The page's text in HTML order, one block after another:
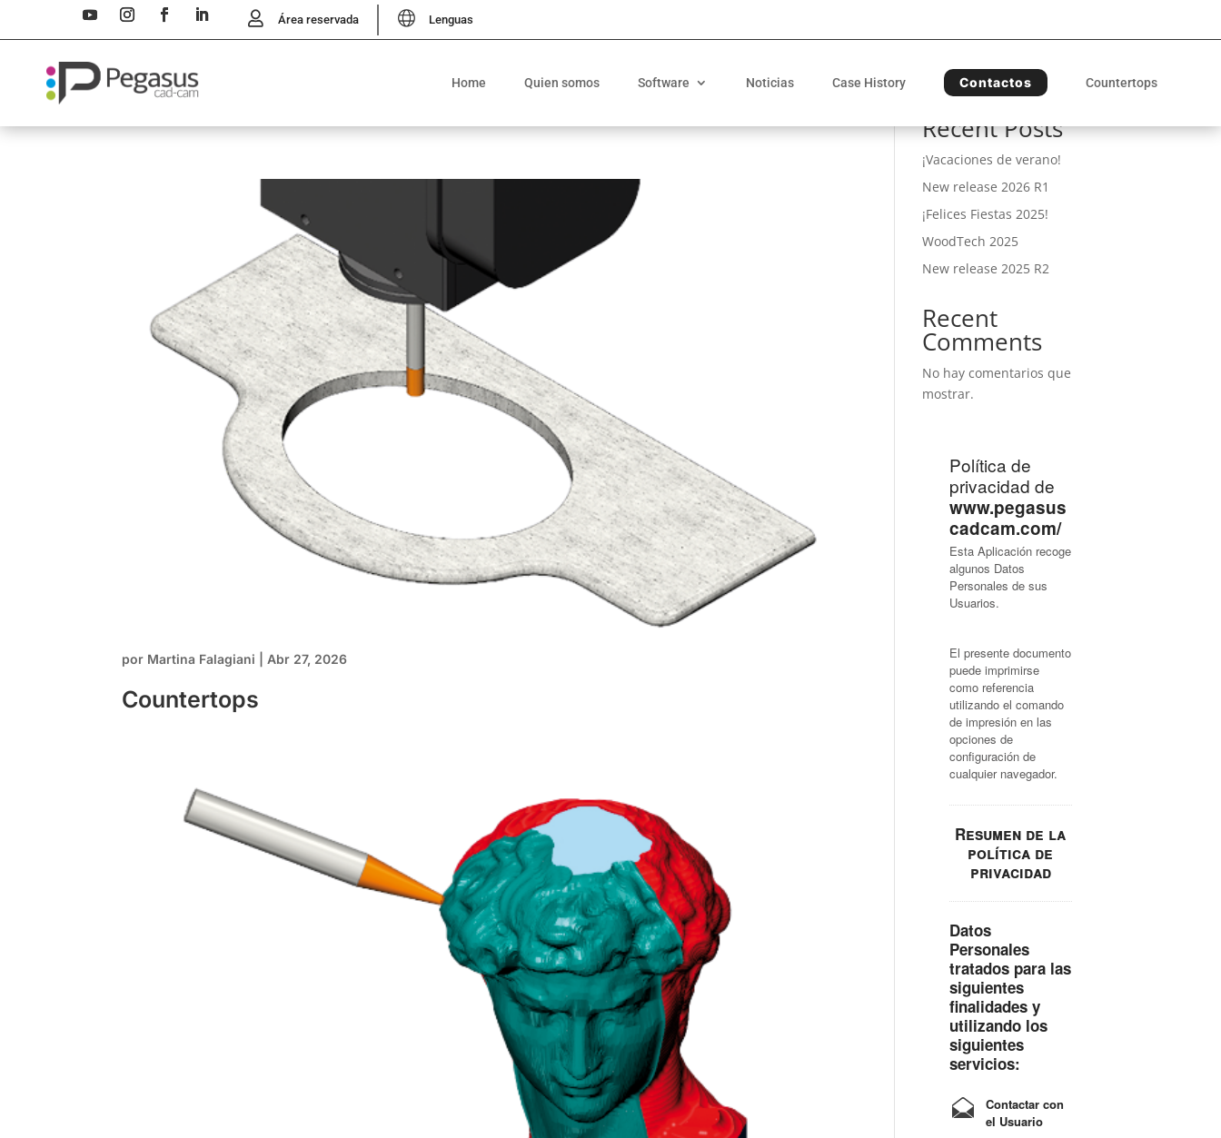
Área reservada Lenguas
Home Quien somos Software Noticias Case History Contactos Countertops
Rotary
Countertops
por Martina Falagiani Abr 27, 2026
Buscar
Recent Posts
¡Vacaciones de verano!
New release 2026 R1
¡Felices Fiestas 2025!
WoodTech 2025
New release 2025 R2
Recent
Comments
No hay comentarios que
mostrar.
Política de
privacidad de
www.pegasus
cadcam.com/
Esta Aplicación recoge
algunos Datos
Personales de sus
Usuarios.
El presente documento
puede imprimirse
como referencia
utilizando el comando
de impresión en las
opciones de
configuración de
cualquier navegador.
Resumen de la
política de
privacidad
Datos
Personales
tratados para las
siguientes
finalidades y
utilizando los
siguientes
servicios:
Contactar con
el Usuario